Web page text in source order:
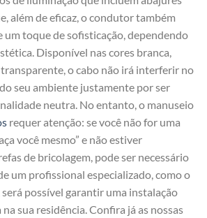
além de eficaz, o condutor também
um toque de sofisticação, dependendo
Disponível nas cores branca,
o cabo não irá interferir no
seu ambiente justamente por ser
neutra. No entanto, o manuseio
requer atenção: se você não for uma
você mesmo” e não estiver
de bricolagem, pode ser necessário
um profissional especializado, como o
possível garantir uma instalação
sua residência. Confira já as nossas